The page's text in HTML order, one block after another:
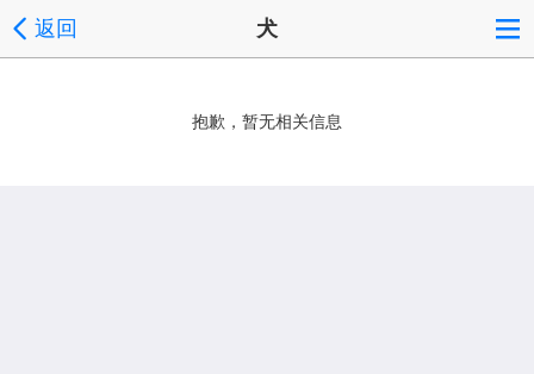
返回 犬
抱歉，暂无相关信息